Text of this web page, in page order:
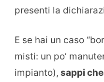
presenti la
E se hai un caso
misti: un po’
impianto), sappi